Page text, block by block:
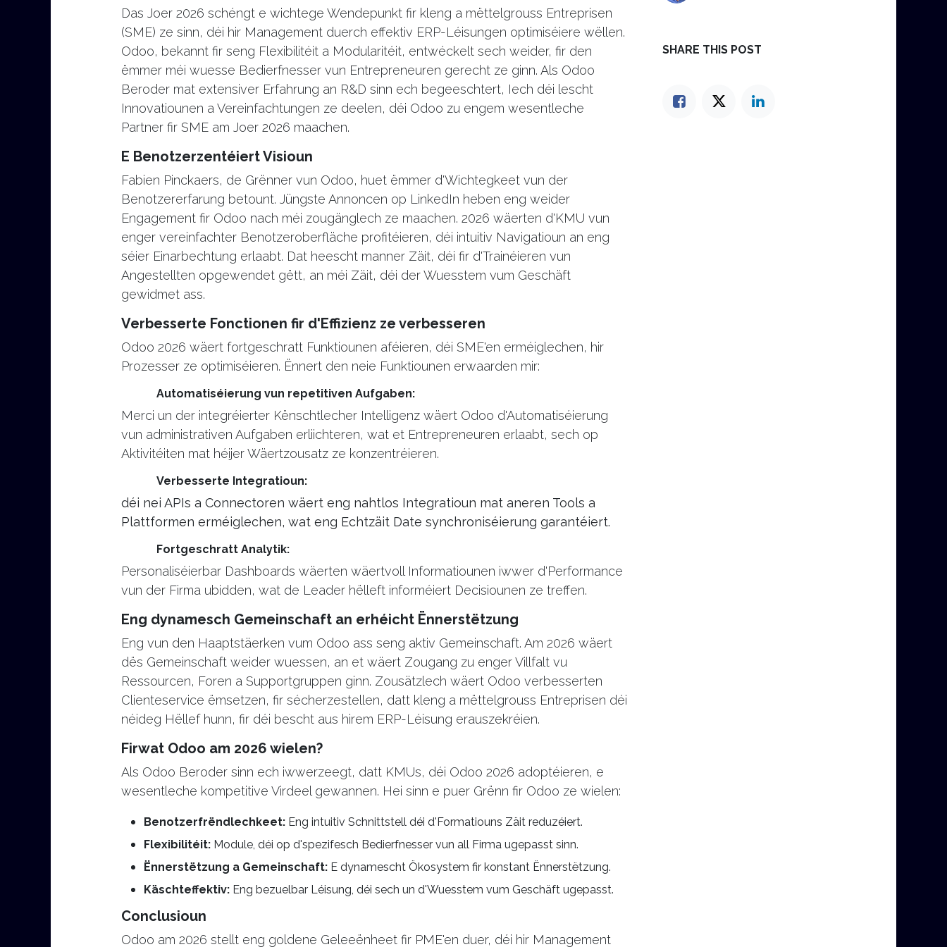
Das Joer 2026 schéngt e wichtege Wendepunkt fir kleng a mëttelgrouss Entreprisen
(SME) ze sinn, déi hir Management duerch effektiv ERP-Léisungen optimiséiere wëllen.
Odoo, bekannt fir seng Flexibilitéit a Modularitéit, entwéckelt sech weider, fir den
ëmmer méi wuesse Bedierfnesser vun Entrepreneuren gerecht ze ginn. Als Odoo
Beroder mat extensiver Erfahrung an R&D sinn ech begeeschtert, Iech déi lescht
Innovatiounen a Vereinfachtungen ze deelen, déi Odoo zu engem wesentleche
Partner fir SME am Joer 2026 maachen.
E Benotzerzentéiert Visioun
Fabien Pinckaers, de Grënner vun Odoo, huet ëmmer d'Wichtegkeet vun der
Benotzererfarung betount. Jüngste Annoncen op LinkedIn heben eng weider
Engagement fir Odoo nach méi zougänglech ze maachen. 2026 wäerten d'KMU vun
enger vereinfachter Benotzeroberfläche profitéieren, déi intuitiv Navigatioun an eng
séier Einarbechtung erlaabt. Dat heescht manner Zäit, déi fir d'Trainéieren vun
Angestellten opgewendet gëtt, an méi Zäit, déi der Wuesstem vum Geschäft
gewidmet ass.
Verbesserte Fonctionen fir d'Effizienz ze verbesseren
Odoo 2026 wäert fortgeschratt Funktiounen aféieren, déi SME'en erméiglechen, hir
Prozesser ze optimiséieren. Ënnert den neie Funktiounen erwaarden mir:
Automatiséierung vun repetitiven Aufgaben:
Merci un der integréierter Kënschtlecher Intelligenz wäert Odoo d'Automatiséierung
vun administrativen Aufgaben erliichteren, wat et Entrepreneuren erlaabt, sech op
Aktivitéiten mat héijer Wäertzousatz ze konzentréieren.
Verbesserte Integratioun:
déi nei APIs a Connectoren wäert eng nahtlos Integratioun mat aneren Tools a
Plattformen erméiglechen, wat eng Echtzäit Date synchroniséierung garantéiert.
Fortgeschratt Analytik:
Personaliséierbar Dashboards wäerten wäertvoll Informatiounen iwwer d'Performance
vun der Firma ubidden, wat de Leader hëlleft informéiert Decisiounen ze treffen.
Eng dynamesch Gemeinschaft an erhéicht Ënnerstëtzung
Eng vun den Haaptstäerken vum Odoo ass seng aktiv Gemeinschaft. Am 2026 wäert
dës Gemeinschaft weider wuessen, an et wäert Zougang zu enger Villfalt vu
Ressourcen, Foren a Supportgruppen ginn. Zousätzlech wäert Odoo verbesserten
Clienteservice ëmsetzen, fir sécherzestellen, datt kleng a mëttelgrouss Entreprisen déi
néideg Hëllef hunn, fir déi bescht aus hirem ERP-Léisung erauszekréien.
Firwat Odoo am 2026 wielen?
Als Odoo Beroder sinn ech iwwerzeegt, datt KMUs, déi Odoo 2026 adoptéieren, e
wesentleche kompetitive Virdeel gewannen. Hei sinn e puer Grënn fir Odoo ze wielen:
Benotzerfrëndlechkeet: Eng intuitiv Schnittstell déi d'Formatiouns Zäit reduzéiert.
Flexibilitéit: Module, déi op d'spezifesch Bedierfnesser vun all Firma ugepasst sinn.
Ënnerstëtzung a Gemeinschaft: E dynamescht Ökosystem fir konstant Ënnerstëtzung.
Käschteffektiv: Eng bezuelbar Léisung, déi sech un d'Wuesstem vum Geschäft ugepasst.
Conclusioun
Odoo am 2026 stellt eng goldene Geleeënheet fir PME'en duer, déi hir Management
SHARE THIS POST